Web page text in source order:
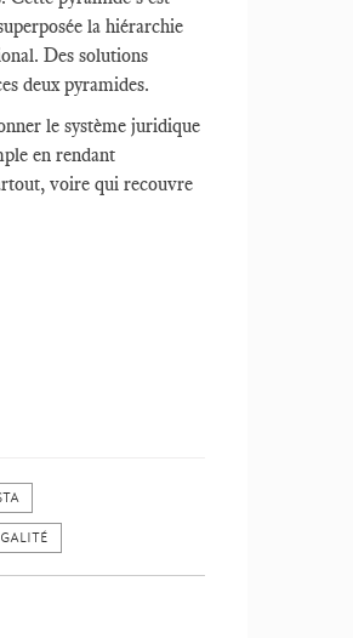
la hiérarchie
Des solutions
deux pyramides.
le système juridique
en rendant
voire qui recouvre